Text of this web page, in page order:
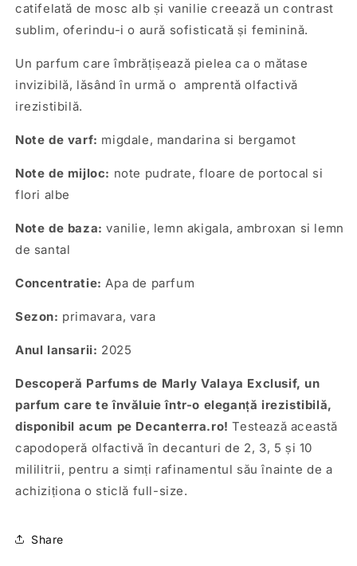
catifelată de mosc alb și vanilie creează un contrast
sublim, oferindu-i o aură sofisticată și feminină.
Un parfum care îmbrățișează pielea ca o mătase
invizibilă, lăsând în urmă o amprentă olfactivă
irezistibilă.
Note de varf: migdale, mandarina si bergamot
Note de mijloc: note pudrate, floare de portocal si
flori albe
Note de baza: vanilie, lemn akigala, ambroxan si lemn
de santal
Concentratie: Apa de parfum
Sezon: primavara, vara
Anul lansarii: 2025
Descoperă Parfums de Marly Valaya Exclusif, un
parfum care te învăluie într-o eleganță irezistibilă,
disponibil acum pe Decanterra.ro! Testează această
capodoperă olfactivă în decanturi de 2, 3, 5 și 10
mililitrii, pentru a simți rafinamentul său înainte de a
achiziționa o sticlă full-size.
Share